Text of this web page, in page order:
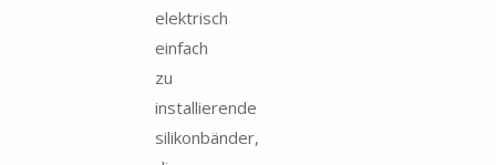
elektrisch
einfach
zu
installierende
silikonbänder,